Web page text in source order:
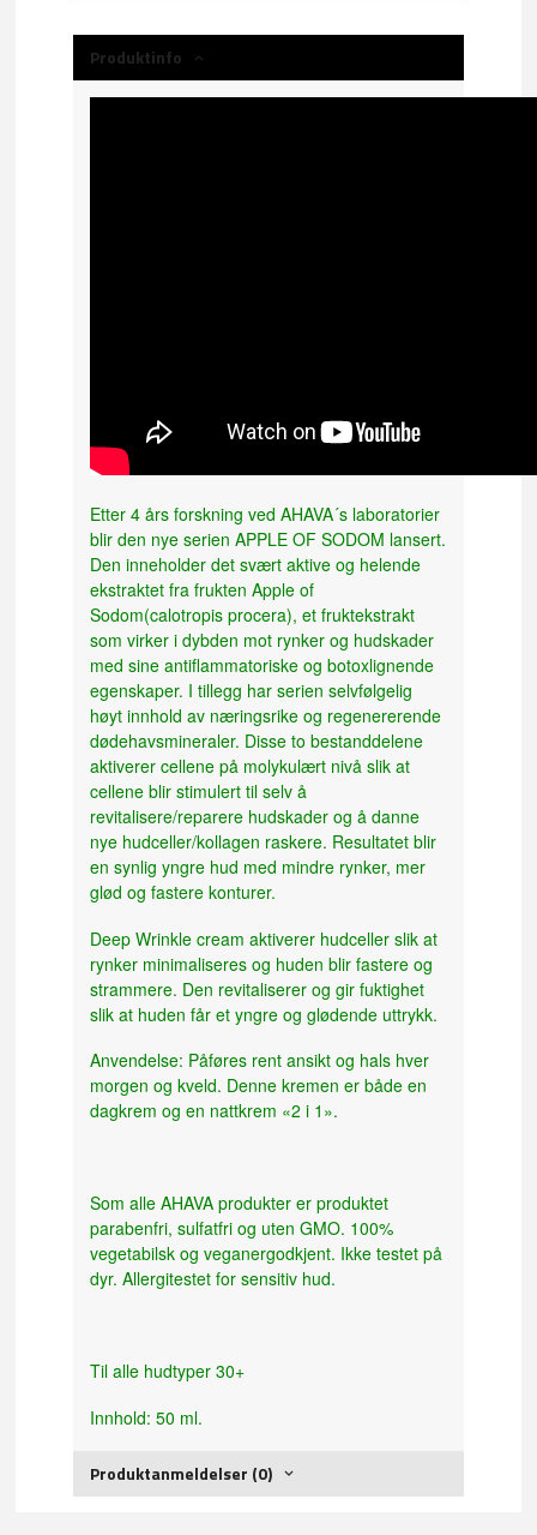
Produktinfo
Etter 4 års forskning ved AHAVA´s laboratorier
blir den nye serien APPLE OF SODOM lansert.
Den inneholder det svært aktive og helende
ekstraktet fra frukten Apple of
Sodom(calotropis procera), et fruktekstrakt
som virker i dybden mot rynker og hudskader
med sine antiflammatoriske og botoxlignende
egenskaper. I tillegg har serien selvfølgelig
høyt innhold av næringsrike og regenererende
dødehavsmineraler. Disse to bestanddelene
aktiverer cellene på molykulært nivå slik at
cellene blir stimulert til selv å
revitalisere/reparere hudskader og å danne
nye hudceller/kollagen raskere. Resultatet blir
en synlig yngre hud med mindre rynker, mer
glød og fastere konturer.
Deep Wrinkle cream aktiverer hudceller slik at
rynker minimaliseres og huden blir fastere og
strammere. Den revitaliserer og gir fuktighet
slik at huden får et yngre og glødende uttrykk.
Anvendelse: Påføres rent ansikt og hals hver
morgen og kveld. Denne kremen er både en
dagkrem og en nattkrem «2 i 1».
Som alle AHAVA produkter er produktet
parabenfri, sulfatfri og uten GMO. 100%
vegetabilsk og veganergodkjent. Ikke testet på
dyr. Allergitestet for sensitiv hud.
Til alle hudtyper 30+
Innhold: 50 ml.
Produktanmeldelser (0)